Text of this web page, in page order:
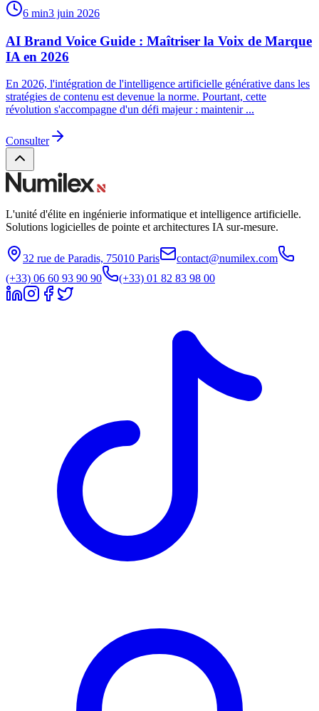
6 min3 juin 2026
AI Brand Voice Guide : Maîtriser la Voix de Marque
IA en 2026
En 2026, l'intégration de l'intelligence artificielle générative dans les
stratégies de contenu est devenue la norme. Pourtant, cette
révolution s'accompagne d'un défi majeur : maintenir ...
Consulter
L'unité d'élite en ingénierie informatique et intelligence artificielle.
Solutions logicielles de pointe et architectures IA sur-mesure.
32 rue de Paradis, 75010 Paris
contact@numilex.com
(+33) 06 60 93 90 90
(+33) 01 82 83 98 00